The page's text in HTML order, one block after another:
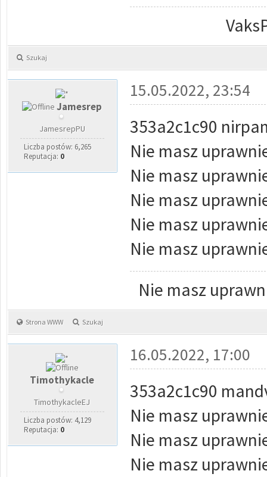
Szukaj
Jamesrep
JamesrepPU
Liczba postów: 6,265
Reputacja: 0
15.05.2022, 23:54
353a2c1c90
Nie masz
Nie masz
Nie masz
Nie masz
Nie masz
Nie masz
Strona WWW Szukaj
Timothykacle
TimothykacleEJ
Liczba postów: 4,129
Reputacja: 0
16.05.2022, 17:00
353a2c1c90
Nie masz
Nie masz
Nie masz